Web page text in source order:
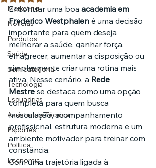
Marketing
Notícias
Pordutos
Saúde
Sem categoria
Tecnologia
Esquadrias
Assistencia Técnica
Esportes
Política
Economia
Encontrar uma boa academia em
Frederico Westphalen é uma decisão
importante para quem deseja
melhorar a saúde, ganhar força,
emagrecer, aumentar a disposição ou
simplesmente criar uma rotina mais
ativa. Nesse cenário, a Rede
Mestre se destaca como uma opção
completa para quem busca
musculação, acompanhamento
profissional, estrutura moderna e um
ambiente motivador para treinar com
constância.
Com uma trajetória ligada à